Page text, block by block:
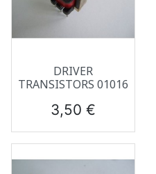
DRIVER
TRANSISTORS 01016
Prix
3,50 €